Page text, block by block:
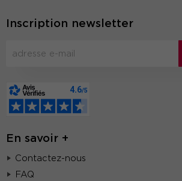
Inscription newsletter
En savoir +
Contactez-nous
FAQ